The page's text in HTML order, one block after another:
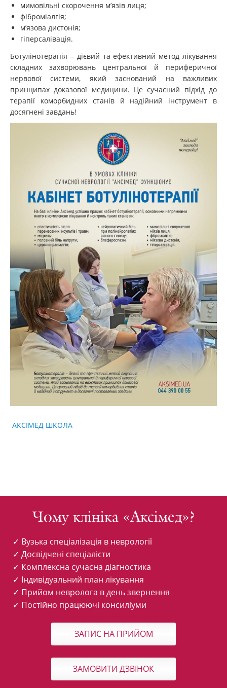
мимовільні скорочення м’язів лиця;
фіброміалгія;
м’язова дистонія;
гіперсалівація.
Ботулінотерапія – дієвий та ефективний метод лікування
складних захворювань центральної й периферичної
нервової системи, який заснований на важливих
принципах доказової медицини. Це сучасний підхід до
терапії коморбидних станів й надійний інструмент в
досягнені завдань!
КАТЕГОРІЇ
АКСІМЕД ШКОЛА
Чому клініка «Аксімед»?
✓ Вузька спеціалізація в неврології
✓ Досвідчені спеціалісти
✓ Комплексна сучасна діагностика
✓ Індивідуальний план лікування
✓ Прийом невролога в день звернення
✓ Постійно працюючі консиліуми
ЗАПИС НА ПРИЙОМ
ЗАМОВИТИ ДЗВІНОК